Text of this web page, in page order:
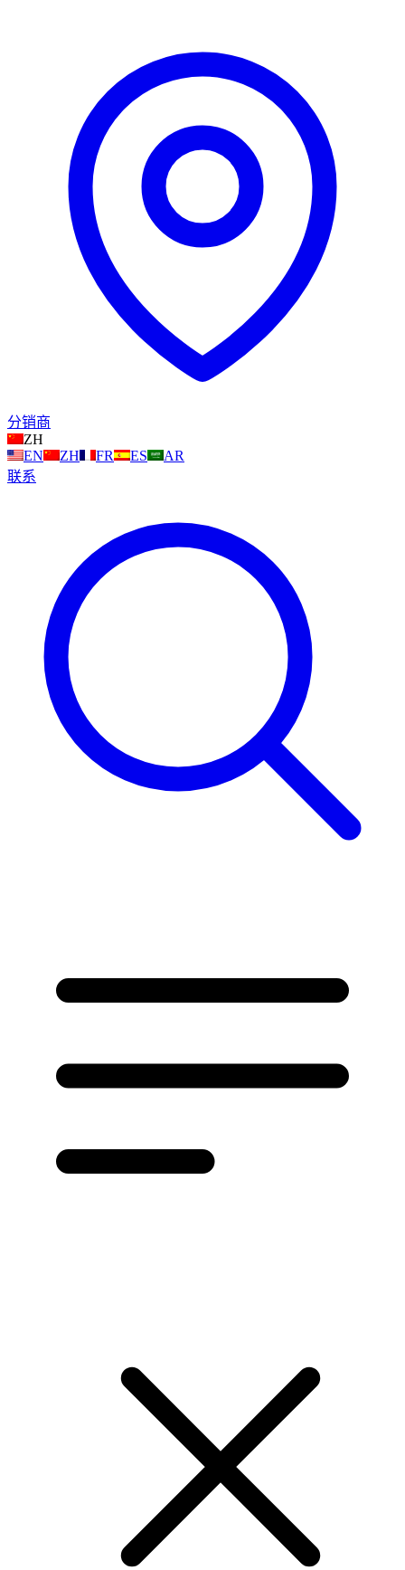
分销商
ZH
EN
ZH FR ES
AR
联系